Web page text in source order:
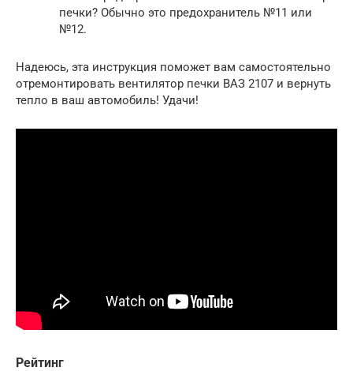
печки? Обычно это предохранитель №11 или
№12.
Надеюсь, эта инструкция поможет вам самостоятельно
отремонтировать вентилятор печки ВАЗ 2107 и вернуть
тепло в ваш автомобиль! Удачи!
Рейтинг